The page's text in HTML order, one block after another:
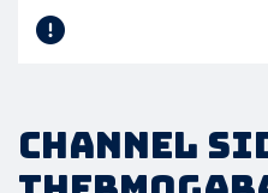
Channel